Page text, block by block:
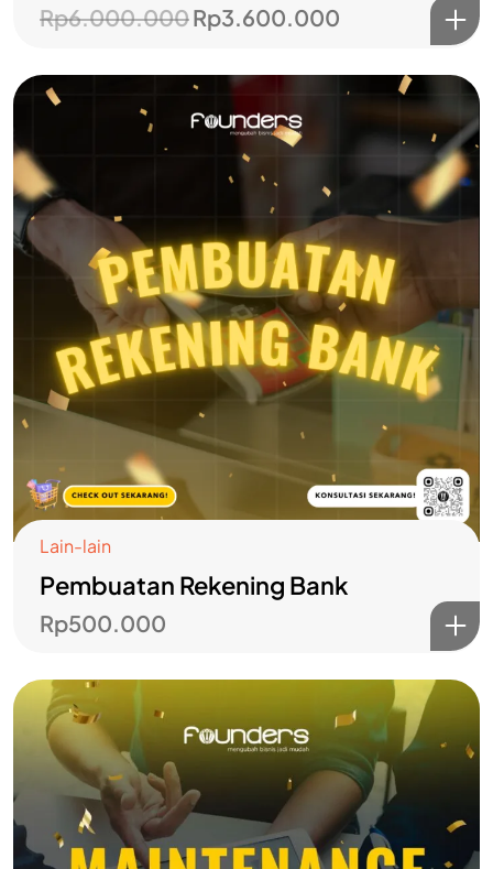
Rp6.000.000Rp3.600.000
Lain-lain
Pembuatan Rekening Bank
Rp500.000